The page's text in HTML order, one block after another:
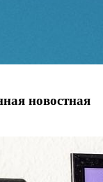
новостная